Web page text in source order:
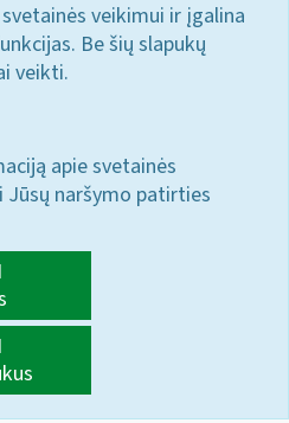
veikimui ir įgalina
Be šių slapukų
veikti.
apie svetainės
naršymo patirties